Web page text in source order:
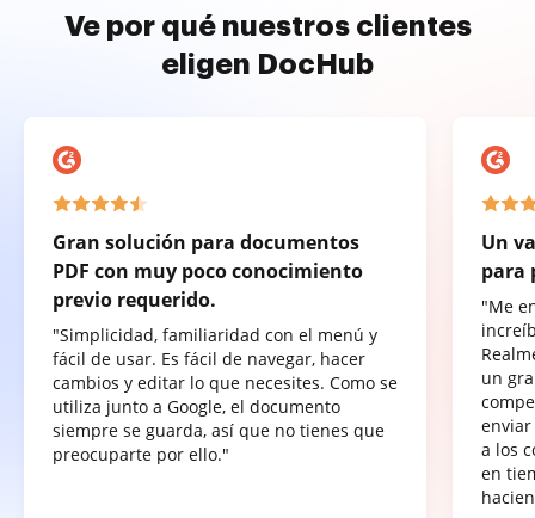
Ve por qué nuestros clientes
eligen DocHub
Gran solución para documentos
PDF con muy poco conocimiento
previo requerido.
"Simplicidad, familiaridad con el menú y
fácil de usar. Es fácil de navegar, hacer
cambios y editar lo que necesites. Como se
utiliza junto a Google, el documento
siempre se guarda, así que no tienes que
preocuparte por ello."
Un
para
"Me
un
a los
en